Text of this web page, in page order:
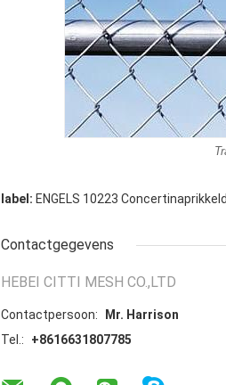
label: ENGELS 10223
Contactgegevens
HEBEI CITTI MESH CO.,LTD
Contactpersoon:
Mr. Harrison
Tel.:
+8616631807785